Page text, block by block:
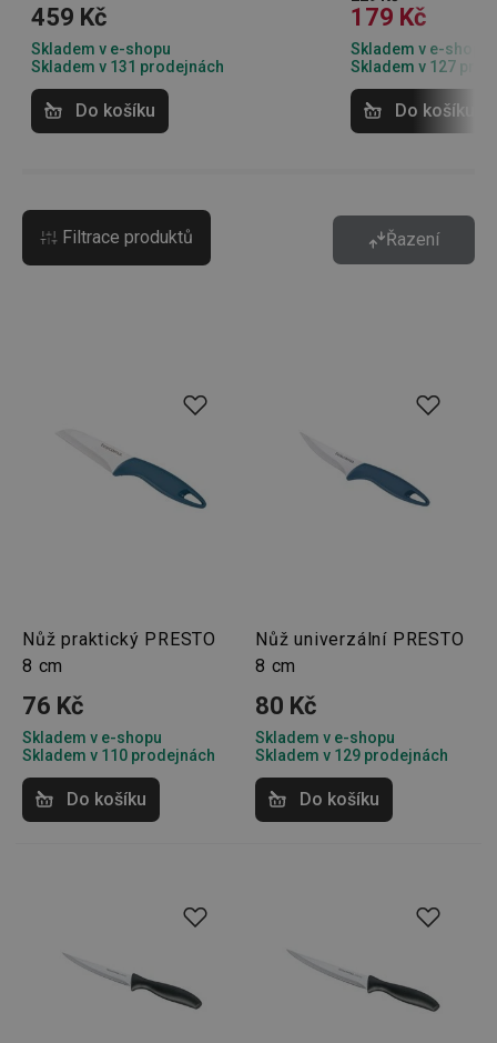
459 Kč
Skladem v e-shopu
Skladem v 131 prodejnách
Do košíku
179 Kč
Skladem v e-shopu
Skladem v 127
Do košíku
Filtrace produktů Řazení
Nůž praktický PRESTO
8 cm
76 Kč
Skladem v e-shopu
Skladem v 110 prodejnách
Do košíku
Nůž univerzální PRESTO
8 cm
80 Kč
Skladem v e-shopu
Skladem v 129 prodejnách
Do košíku